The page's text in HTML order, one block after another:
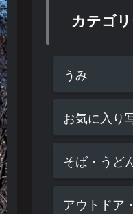
カテゴ
うみ
お気に入り
そば・うど
アウトドア